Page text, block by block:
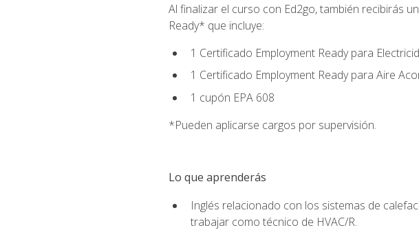
Al finalizar el curso con Ed2go, también recibirás
Ready* que incluye:
1 Certificado Employment Ready para
1 Certificado Employment Ready para Aire
1 cupón EPA 608
*Pueden aplicarse cargos por supervisión.
Lo que aprenderás
Inglés relacionado con los sistemas de
trabajar como técnico de HVAC/R.